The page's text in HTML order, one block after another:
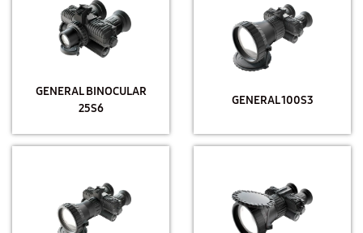
GENERAL BINOCULAR
25S6
GENERAL 100S3